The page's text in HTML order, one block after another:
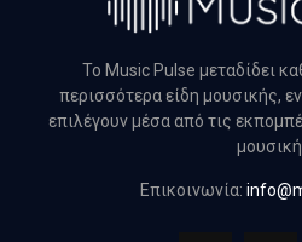
Το Music Pulse μεταδίδει
περισσότερα είδη μουσικής,
επιλέγουν μέσα από τις
μουσική.
Επικοινωνία: